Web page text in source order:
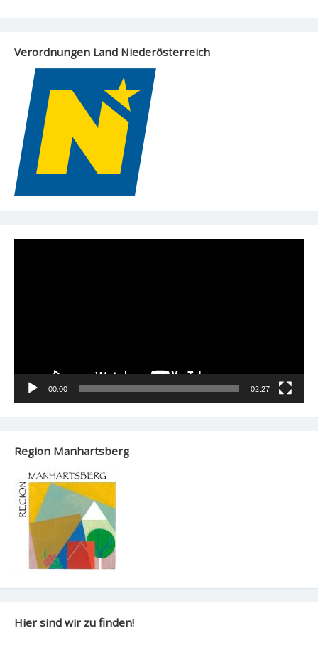
Verordnungen Land Niederösterreich
00:00 02:27
Region Manhartsberg
Hier sind wir zu finden!